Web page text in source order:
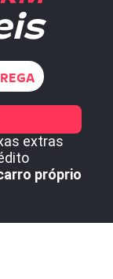
extras
próprio